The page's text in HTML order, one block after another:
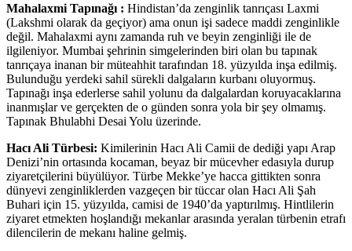
Mahalaxmi Tapınağı : Hindistan’da zenginlik tanrıçası Laxmi
(Lakshmi olarak da geçiyor) ama onun işi sadece maddi zenginlikle
değil. Mahalaxmi aynı zamanda ruh ve beyin zenginliği ile de
ilgileniyor. Mumbai şehrinin simgelerinden biri olan bu tapınak
tanrıçaya inanan bir müteahhit tarafından 18. yüzyılda inşa edilmiş.
Bulunduğu yerdeki sahil sürekli dalgaların kurbanı oluyormuş.
Tapınağı inşa ederlerse sahil yolunu da dalgalardan koruyacaklarına
inanmışlar ve gerçekten de o günden sonra yola bir şey olmamış.
Tapınak Bhulabhi Desai Yolu üzerinde.
Hacı Ali Türbesi: Kimilerinin Hacı Ali Camii de dediği yapı Arap
Denizi’nin ortasında kocaman, beyaz bir mücevher edasıyla durup
ziyaretçilerini büyülüyor. Türbe Mekke’ye hacca gittikten sonra
dünyevi zenginliklerden vazgeçen bir tüccar olan Hacı Ali Şah
Buhari için 15. yüzyılda, camisi de 1940’da yaptırılmış. Hintlilerin
ziyaret etmekten hoşlandığı mekanlar arasında yeralan türbenin etrafı
dilencilerin de mekanı haline gelmiş.